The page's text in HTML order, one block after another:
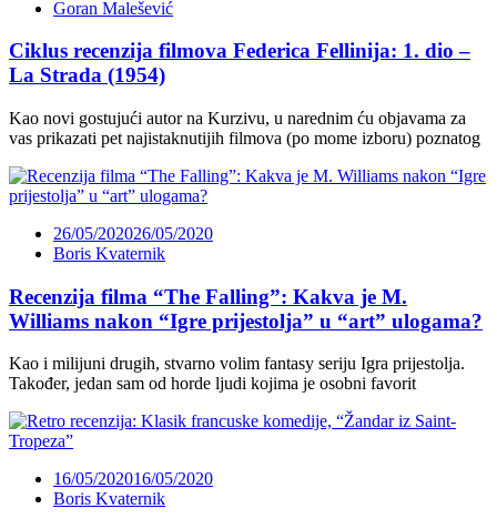
Goran Malešević
Ciklus recenzija filmova Federica Fellinija: 1. dio –
La Strada (1954)
Kao novi gostujući autor na Kurzivu, u narednim ću objavama za
vas prikazati pet najistaknutijih filmova (po mome izboru) poznatog
26/05/202026/05/2020
Boris Kvaternik
Recenzija filma “The Falling”: Kakva je M.
Williams nakon “Igre prijestolja” u “art” ulogama?
Kao i milijuni drugih, stvarno volim fantasy seriju Igra prijestolja.
Također, jedan sam od horde ljudi kojima je osobni favorit
16/05/202016/05/2020
Boris Kvaternik